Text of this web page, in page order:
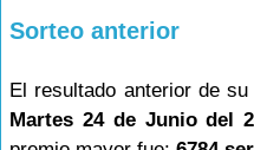
Sorteo anterior
El resultado anterior de su
Martes 24 de Junio del